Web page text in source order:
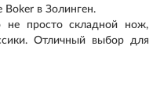
Boker в Золинген.
просто складной
Отличный выбор